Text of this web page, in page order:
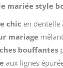
mariée style
chic en
mariage
bouffantes
aux lignes